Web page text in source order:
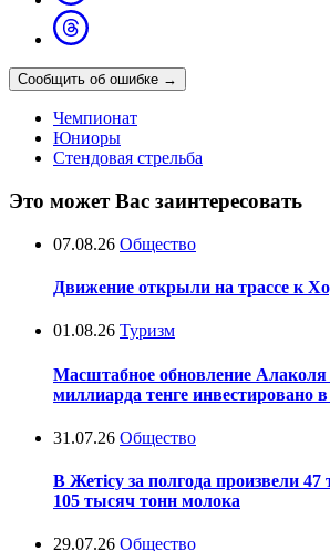
Сообщить об ошибке →
Чемпионат
Юниоры
Стендовая стрельба
Это может Вас заинтересовать
07.08.26 Общество
Движение открыли на трассе к
01.08.26 Туризм
Масштабное обновление Алаколя
миллиарда тенге инвестировано
31.07.26 Общество
В Жетісу за полгода произвели
105 тысяч тонн молока
29.07.26 Общество